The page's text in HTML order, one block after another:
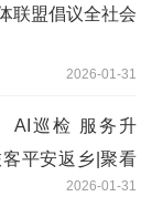
联盟倡议全社会
2026-01-31
AI巡检 服务升
客平安返乡|聚看
2026-01-31